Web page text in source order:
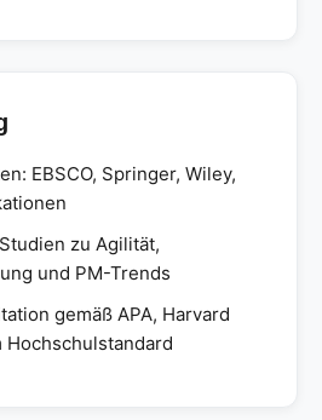
EBSCO, Springer, Wiley,
zu Agilität,
und PM-Trends
gemäß APA, Harvard
Hochschulstandard